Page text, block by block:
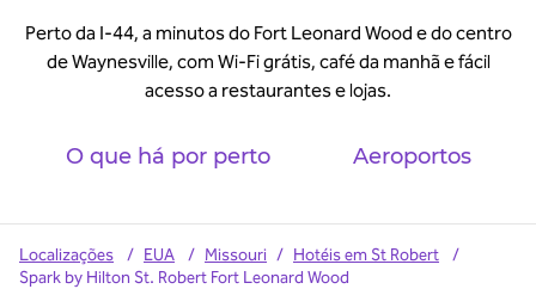
Perto da I-44, a minutos do Fort Leonard Wood e do centro
de Waynesville, com Wi-Fi grátis, café da manhã e fácil
acesso a restaurantes e lojas.
O que há por perto Aeroportos
Localizações / EUA / Missouri / Hotéis em St Robert
/
Spark by Hilton St. Robert Fort Leonard Wood